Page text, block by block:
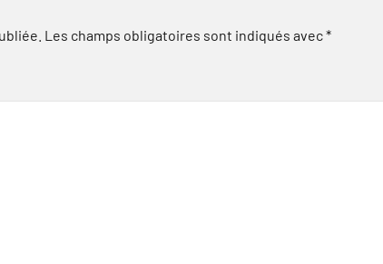
Les champs obligatoires sont indiqués avec*